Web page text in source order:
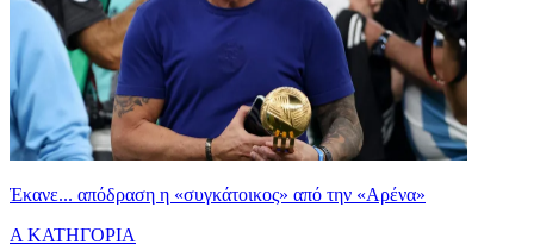
Έκανε... απόδραση η «συγκάτοικος» από την «Αρένα»
Α ΚΑΤΗΓΟΡΙΑ